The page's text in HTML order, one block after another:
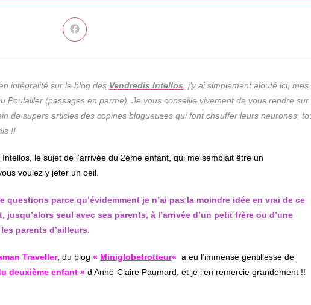
Ouvrir
dans
autre
intégralité sur le blog des Vendredis Intellos , j’y ai simplement ajouté ici, mes
Poulailler (passages en parme). Je vous conseille vivement de vous rendre sur
de supers articles des copines blogueuses qui font chauffer leurs neurones,
!!
le sujet de l’arrivée du 2ème enfant, qui me semblait être un
voulez y jeter un oeil.
questions parce qu’évidemment je n’ai pas la moindre idée en vrai de ce
seul avec ses parents, à l’arrivée d’un petit frère ou d’une
parents d’ailleurs.
Traveller, du blog « Miniglobetrotteur« a eu l’immense gentillesse de
deuxième enfant » d’Anne-Claire Paumard, et je l’en remercie grandement !!